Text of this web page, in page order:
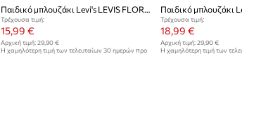
Παιδικό μπλουζάκι Levi's LEVIS FLORAL OVERSIZED TEE
Τρέχουσα τιμή:
15,99 €
Αρχική τιμή:29,90 €
Η χαμηλότερη τιμή των τελευταίων 30 ημερών προ
Τρέχουσα τιμή:
18,99 €
Αρχική τιμή: 29,90 €
Η χαμηλότερη τιμή των τελευταίων